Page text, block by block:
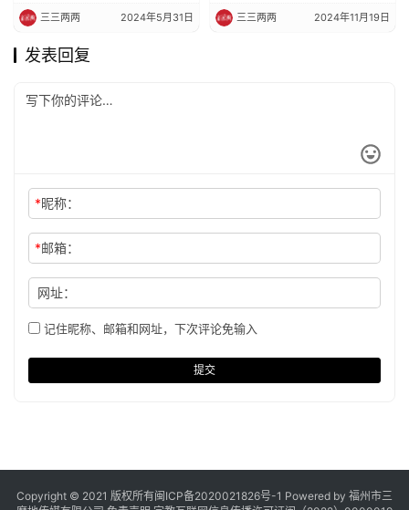
三三两两 2024年5月31日 三三两两 2024年11月19日
发表回复
*昵称：
*邮箱：
网址：
记住昵称、邮箱和网址，下次评论免输入
提交
Copyright © 2021 版权所有闽ICP备2020021826号-1 Powered by 福州市三